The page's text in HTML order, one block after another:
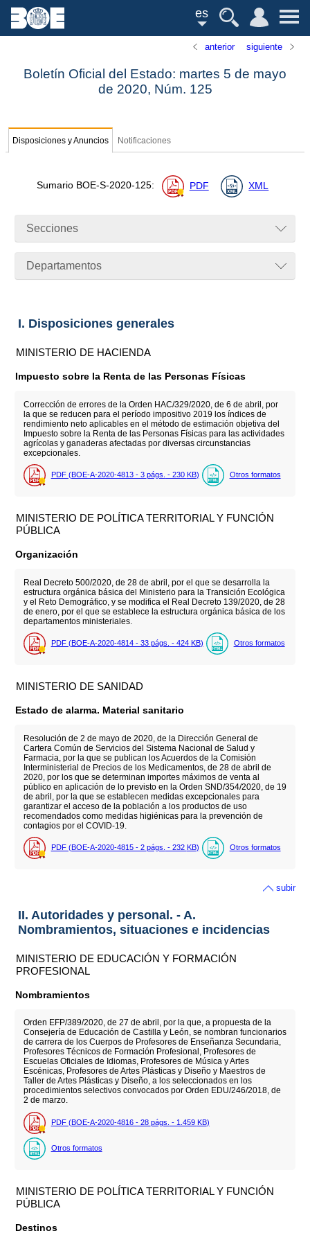
es
anterior siguiente
Boletín Oficial del Estado: martes 5 de mayo
de 2020, Núm. 125
Disposiciones y Anuncios Notificaciones
Sumario BOE-S-2020-125: PDF XML
Secciones
Departamentos
I. Disposiciones generales
MINISTERIO DE HACIENDA
Impuesto sobre la Renta de las Personas Físicas
Corrección de errores de la Orden HAC/329/2020, de 6 de abril, por
la que se reducen para el período impositivo 2019 los índices de
rendimiento neto aplicables en el método de estimación objetiva del
Impuesto sobre la Renta de las Personas Físicas para las actividades
agrícolas y ganaderas afectadas por diversas circunstancias
excepcionales.
PDF (BOE-A-2020-4813 - 3 págs. - 230 KB) Otros formatos
MINISTERIO DE POLÍTICA TERRITORIAL Y FUNCIÓN
PÚBLICA
Organización
Real Decreto 500/2020, de 28 de abril, por el que se desarrolla la
estructura orgánica básica del Ministerio para la Transición Ecológica
y el Reto Demográfico, y se modifica el Real Decreto 139/2020, de 28
de enero, por el que se establece la estructura orgánica básica de los
departamentos ministeriales.
PDF (BOE-A-2020-4814 - 33 págs. - 424 KB) Otros formatos
MINISTERIO DE SANIDAD
Estado de alarma. Material sanitario
Resolución de 2 de mayo de 2020, de la Dirección General de
Cartera Común de Servicios del Sistema Nacional de Salud y
Farmacia, por la que se publican los Acuerdos de la Comisión
Interministerial de Precios de los Medicamentos, de 28 de abril de
2020, por los que se determinan importes máximos de venta al
público en aplicación de lo previsto en la Orden SND/354/2020, de 19
de abril, por la que se establecen medidas excepcionales para
garantizar el acceso de la población a los productos de uso
recomendados como medidas higiénicas para la prevención de
contagios por el COVID-19.
PDF (BOE-A-2020-4815 - 2 págs. - 232 KB) Otros formatos
subir
II. Autoridades y personal. - A.
Nombramientos, situaciones e incidencias
MINISTERIO DE EDUCACIÓN Y FORMACIÓN
PROFESIONAL
Nombramientos
Orden EFP/389/2020, de 27 de abril, por la que, a propuesta de la
Consejería de Educación de Castilla y León, se nombran funcionarios
de carrera de los Cuerpos de Profesores de Enseñanza Secundaria,
Profesores Técnicos de Formación Profesional, Profesores de
Escuelas Oficiales de Idiomas, Profesores de Música y Artes
Escénicas, Profesores de Artes Plásticas y Diseño y Maestros de
Taller de Artes Plásticas y Diseño, a los seleccionados en los
procedimientos selectivos convocados por Orden EDU/246/2018, de
2 de marzo.
PDF (BOE-A-2020-4816 - 28 págs. - 1.459 KB)
Otros formatos
MINISTERIO DE POLÍTICA TERRITORIAL Y FUNCIÓN
PÚBLICA
Destinos